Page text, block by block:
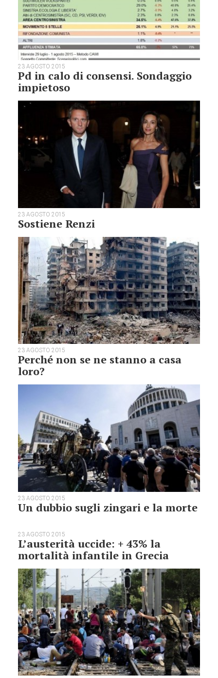
23 AGOSTO 2015
Pd in calo di consensi. Sondaggio
impietoso
23 AGOSTO 2015
Sostiene Renzi
23 AGOSTO 2015
Perché non se ne stanno a casa
loro?
23 AGOSTO 2015
Un dubbio sugli zingari e la morte
23 AGOSTO 2015
L’austerità uccide: + 43% la
mortalità infantile in Grecia